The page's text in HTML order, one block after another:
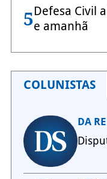
5Defesa Civil
e amanhã
COLUNISTAS
DA